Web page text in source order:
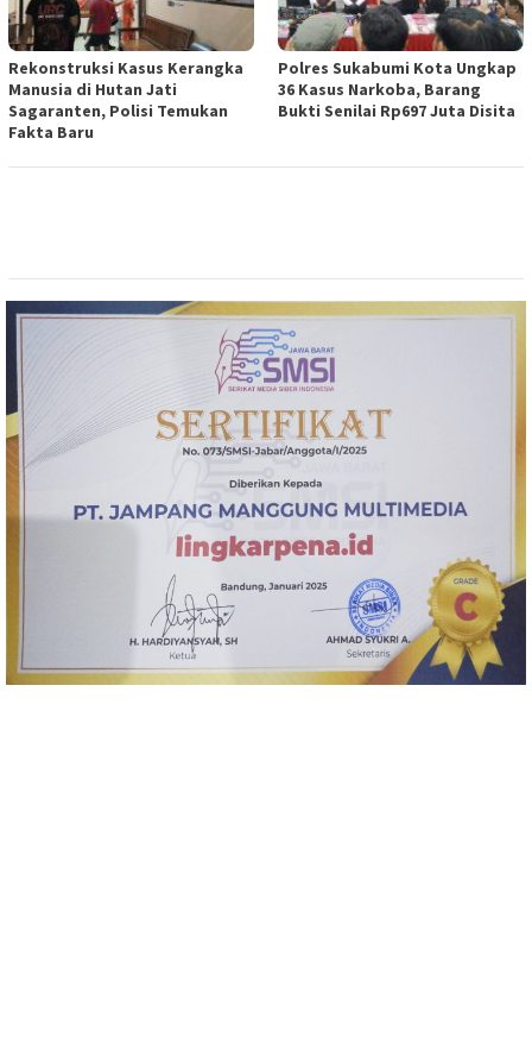
Rekonstruksi Kasus Kerangka
Manusia di Hutan Jati
Sagaranten, Polisi Temukan
Fakta Baru
Polres Sukabumi Kota Ungkap
36 Kasus Narkoba, Barang
Bukti Senilai Rp697 Juta Disita